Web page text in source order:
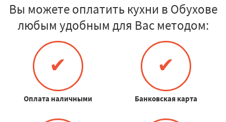
Вы можете оплатить кухни в Обухове
любым удобным для Вас методом:
✔
Оплата наличными
✔
Банковская карта